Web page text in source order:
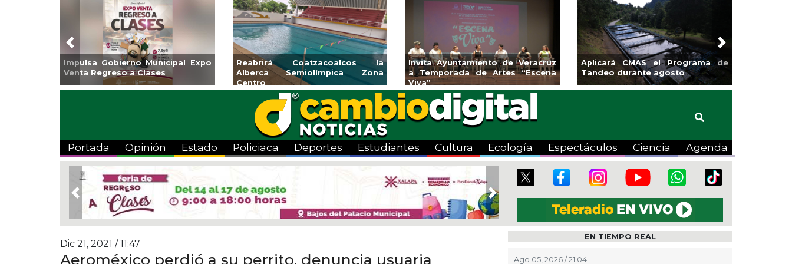
Guarniciones y banquetas para la
colonia El Mango en Pánuco
Emprendedores de Xalapa
exponen en Mercadito
Bicentenario
Coatzacoalcos impulsa la
halterofilia con la Copa Coyote
2026
Continúa Coatza Vive el Verano
2026 con cine, actividades
lúdicas y expo
Previous Next
Portada Opinión Estado Policiaca Deportes Estudiantes Cultura Ecología Espectáculos Ciencia Agenda
Previous Next
Dic 21, 2021 / 11:47
Aeroméxico perdió a su perrito, denuncia usuaria
EN TIEMPO REAL
Ago 05, 2026 / 21:04